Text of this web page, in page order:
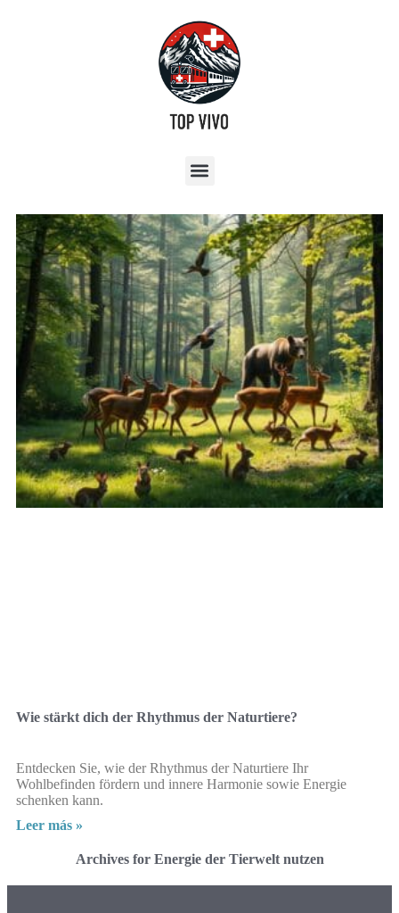
Wie stärkt dich der Rhythmus der Naturtiere?
Entdecken Sie, wie der Rhythmus der Naturtiere Ihr
Wohlbefinden fördern und innere Harmonie sowie Energie
schenken kann.
Leer más »
Archives for Energie der Tierwelt nutzen